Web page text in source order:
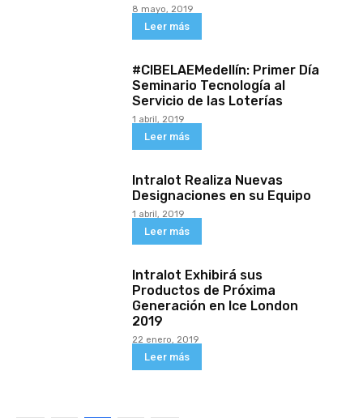
8 mayo, 2019
Leer más
#CIBELAEMedellín: Primer Día
Seminario Tecnología al
Servicio de las Loterías
1 abril, 2019
Leer más
Intralot Realiza Nuevas
Designaciones en su Equipo
1 abril, 2019
Leer más
Intralot Exhibirá sus
Productos de Próxima
Generación en Ice London
2019
22 enero, 2019
Leer más